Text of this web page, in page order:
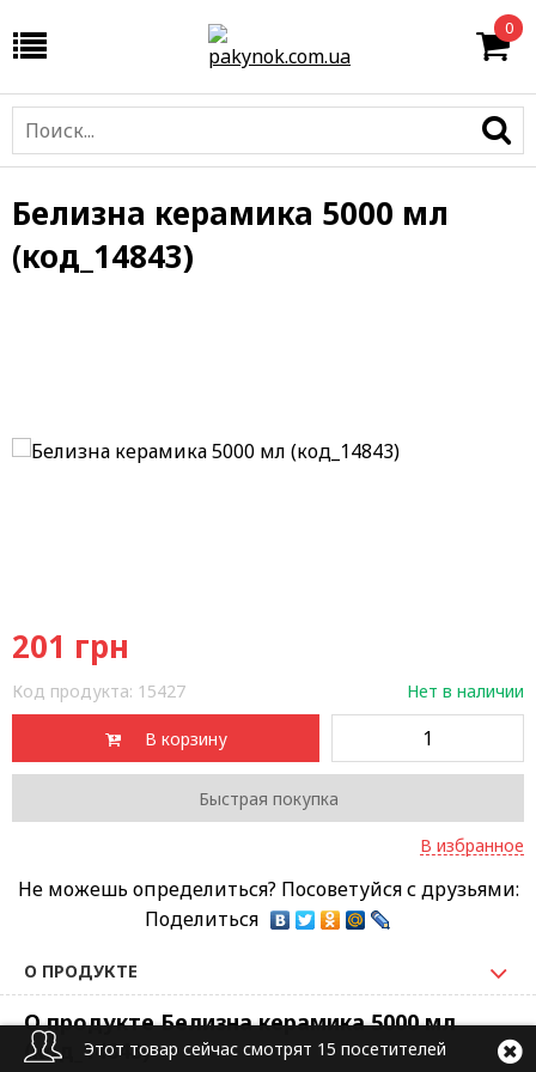
0
Белизна керамика 5000 мл
(код_14843)
201 грн
Код продукта: 15427 Нет в наличии
В корзину
Быстрая покупка
В избранное
Не можешь определиться? Посоветуйся с друзьями:
Поделиться
О ПРОДУКТЕ
О продукте Белизна керамика 5000 мл
(код_14843)
Этот товар сейчас смотрят 15 посетителей